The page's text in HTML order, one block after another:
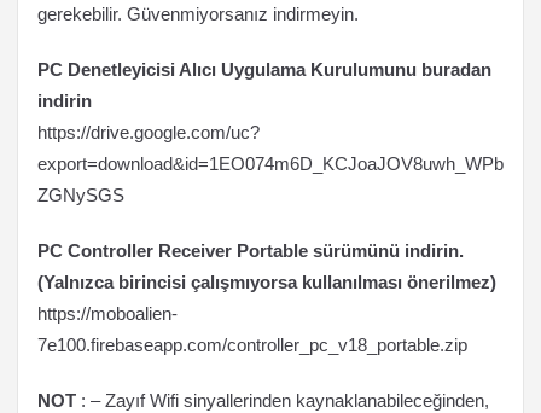
gerekebilir. Güvenmiyorsanız indirmeyin.
PC Denetleyicisi Alıcı Uygulama Kurulumunu buradan
indirin
https://drive.google.com/uc?
export=download&id=1EO074m6D_KCJoaJOV8uwh_WPb
ZGNySGS
PC Controller Receiver Portable sürümünü indirin.
(Yalnızca birincisi çalışmıyorsa kullanılması önerilmez)
https://moboalien-
7e100.firebaseapp.com/controller_pc_v18_portable.zip
NOT : – Zayıf Wifi sinyallerinden kaynaklanabileceğinden,